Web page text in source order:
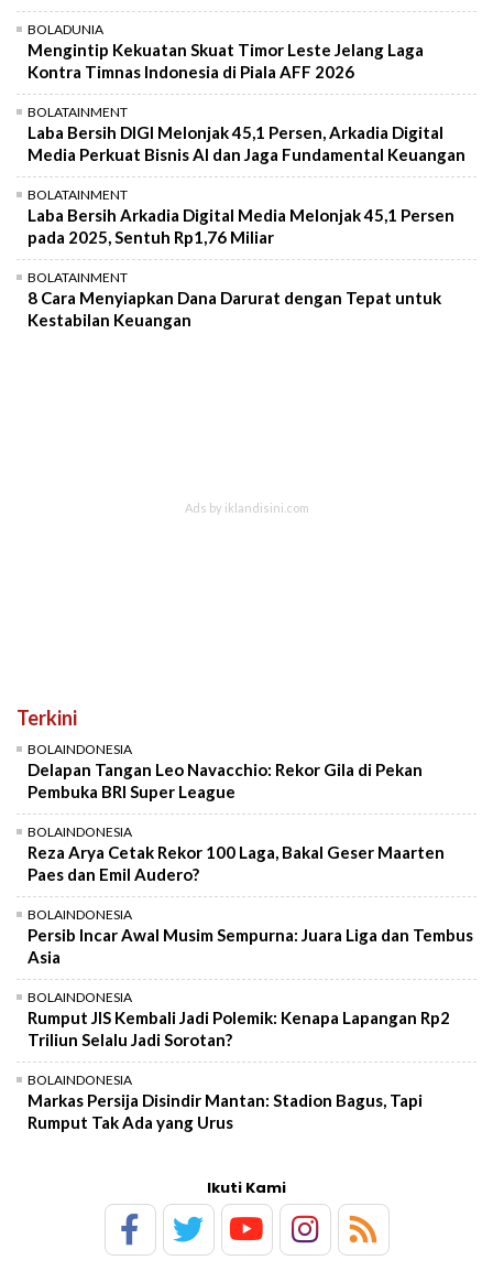
BOLADUNIA
Mengintip Kekuatan Skuat Timor Leste Jelang Laga
Kontra Timnas Indonesia di Piala AFF 2026
BOLATAINMENT
Laba Bersih DIGI Melonjak 45,1 Persen, Arkadia Digital
Media Perkuat Bisnis AI dan Jaga Fundamental Keuangan
BOLATAINMENT
Laba Bersih Arkadia Digital Media Melonjak 45,1 Persen
pada 2025, Sentuh Rp1,76 Miliar
BOLATAINMENT
8 Cara Menyiapkan Dana Darurat dengan Tepat untuk
Kestabilan Keuangan
Terkini
BOLAINDONESIA
Delapan Tangan Leo Navacchio: Rekor Gila di Pekan
Pembuka BRI Super League
BOLAINDONESIA
Reza Arya Cetak Rekor 100 Laga, Bakal Geser Maarten
Paes dan Emil Audero?
BOLAINDONESIA
Persib Incar Awal Musim Sempurna: Juara Liga dan Tembus
Asia
BOLAINDONESIA
Rumput JIS Kembali Jadi Polemik: Kenapa Lapangan Rp2
Triliun Selalu Jadi Sorotan?
BOLAINDONESIA
Markas Persija Disindir Mantan: Stadion Bagus, Tapi
Rumput Tak Ada yang Urus
Ikuti Kami